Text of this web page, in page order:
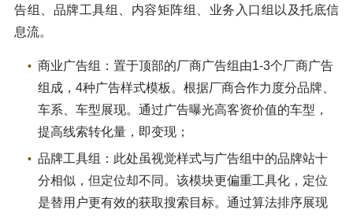
告组、品牌工具组、内容矩阵组、业务入口组以及托底信
息流。
商业广告组：置于顶部的厂商广告组由1-3个厂商广告
组成，4种广告样式模板。根据厂商合作力度分品牌、
车系、车型展现。通过广告曝光高客资价值的车型，
提高线索转化量，即变现；
品牌工具组：此处虽视觉样式与广告组中的品牌站十
分相似，但定位却不同。该模块更偏重工具化，定位
是替用户更有效的获取搜索目标。通过算法排序展现